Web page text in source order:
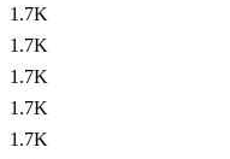
1.7K
1.7K
1.7K
1.7K
1.7K